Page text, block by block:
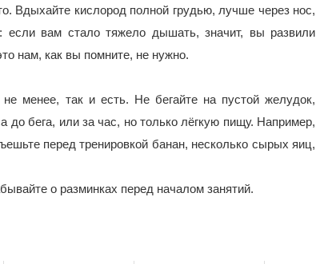
Вдыхайте кислород полной грудью, лучше через нос,
если вам стало тяжело дышать, значит, вы развили
нам, как вы помните, не нужно.
менее, так и есть. Не бегайте на пустой желудок,
до бега, или за час, но только лёгкую пищу. Например,
перед тренировкой банан, несколько сырых яиц,
о разминках перед началом занятий.